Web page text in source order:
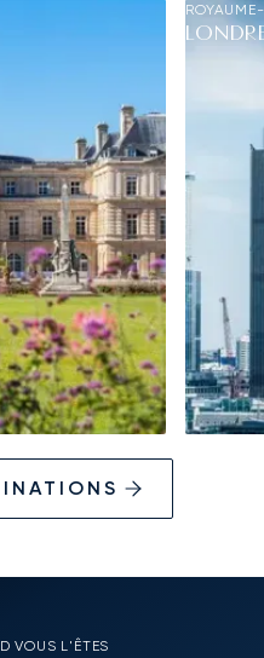
VOUS L'ÊTES